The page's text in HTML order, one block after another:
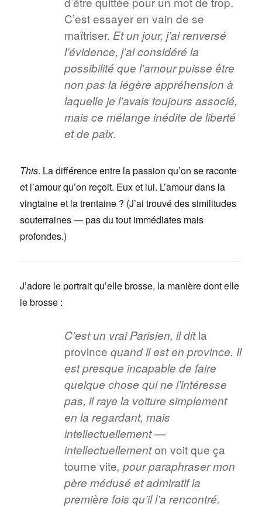
C’est essayer en vain de se
maîtriser. Et un jour, j’ai renversé
l’évidence, j’ai considéré la
possibilité que l’amour puisse être
non pas la légère appréhension à
laquelle je l’avais toujours associé,
mais ce mélange inédite de liberté
et de paix.
This. La différence entre la passion qu’on se raconte
et l’amour qu’on reçoit. Eux et lui. L’amour dans la
vingtaine et la trentaine ? (J’ai trouvé des similitudes
souterraines — pas du tout immédiates mais
profondes.)
J’adore le portrait qu’elle brosse, la manière dont elle
le brosse :
C’est un vrai Parisien, il ditla
province quand il est en province. Il
est presque incapable de faire
quelque chose qui ne l’intéresse
pas, il raye la voiture simplement
en la regardant, mais
intellectuellement —
intellectuellementon voit que ça
tourne vite, pour paraphraser mon
père médusé et admiratif la
première fois qu’il l’a rencontré.